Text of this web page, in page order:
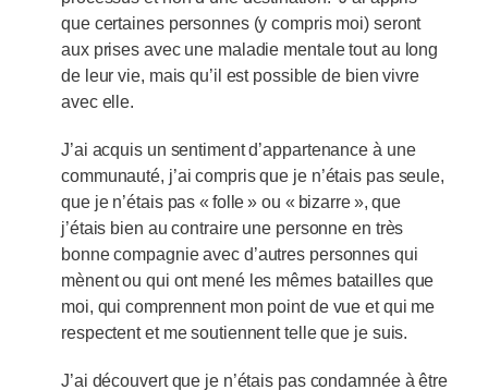
que certaines personnes (y compris moi) seront
aux prises avec une maladie mentale tout au long
de leur vie, mais qu’il est possible de bien vivre
avec elle.
J’ai acquis un sentiment d’appartenance à une
communauté, j’ai compris que je n’étais pas seule,
que je n’étais pas « folle » ou « bizarre », que
j’étais bien au contraire une personne en très
bonne compagnie avec d’autres personnes qui
mènent ou qui ont mené les mêmes batailles que
moi, qui comprennent mon point de vue et qui me
respectent et me soutiennent telle que je suis.
J’ai découvert que je n’étais pas condamnée à être